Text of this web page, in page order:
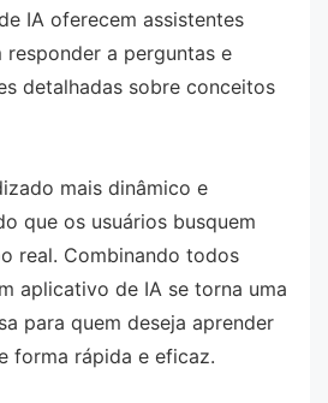
IA oferecem assistentes
a perguntas e
detalhadas sobre conceitos
mais dinâmico e
que os usuários busquem
real. Combinando todos
aplicativo de IA se torna uma
para quem deseja aprender
forma rápida e eficaz.